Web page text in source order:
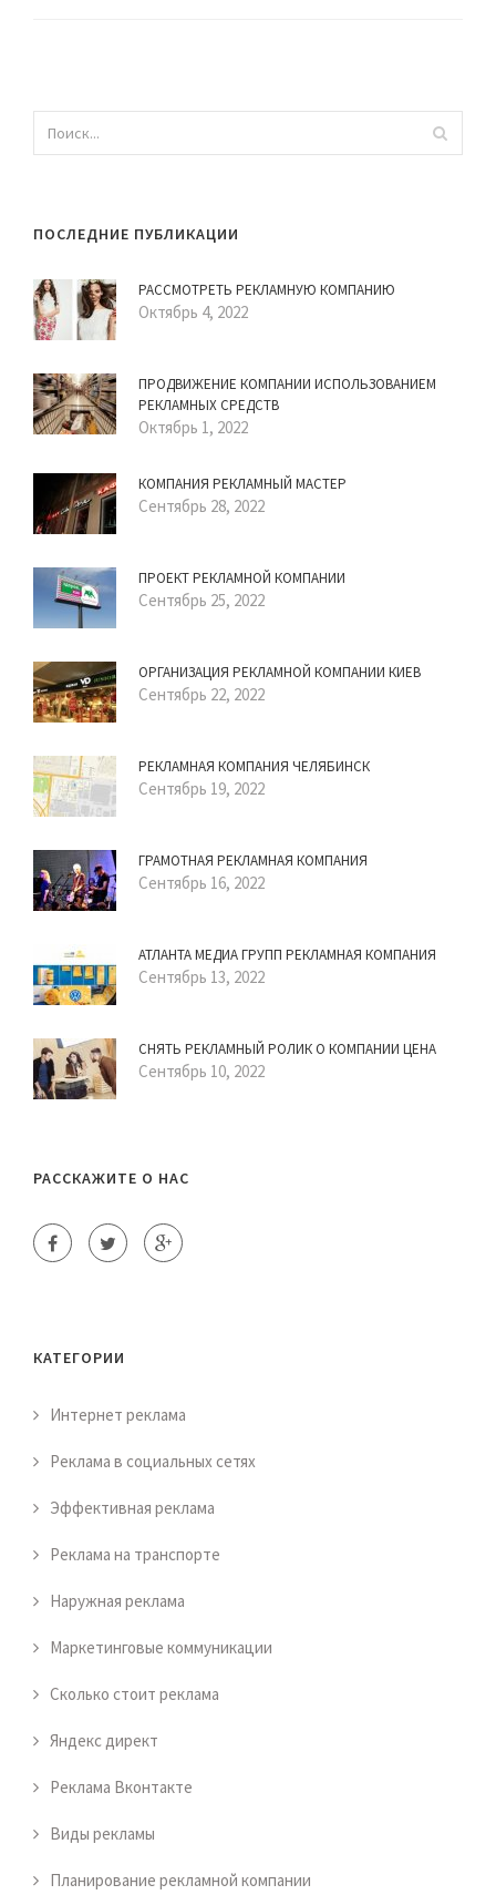
ПОСЛЕДНИЕ ПУБЛИКАЦИИ
РАССМОТРЕТЬ РЕКЛАМНУЮ КОМПАНИЮ
Октябрь 4, 2022
ПРОДВИЖЕНИЕ КОМПАНИИ ИСПОЛЬЗОВАНИЕМ
РЕКЛАМНЫХ СРЕДСТВ
Октябрь 1, 2022
КОМПАНИЯ РЕКЛАМНЫЙ МАСТЕР
Сентябрь 28, 2022
ПРОЕКТ РЕКЛАМНОЙ КОМПАНИИ
Сентябрь 25, 2022
ОРГАНИЗАЦИЯ РЕКЛАМНОЙ КОМПАНИИ КИЕВ
Сентябрь 22, 2022
РЕКЛАМНАЯ КОМПАНИЯ ЧЕЛЯБИНСК
Сентябрь 19, 2022
ГРАМОТНАЯ РЕКЛАМНАЯ КОМПАНИЯ
Сентябрь 16, 2022
АТЛАНТА МЕДИА ГРУПП РЕКЛАМНАЯ КОМПАНИЯ
Сентябрь 13, 2022
СНЯТЬ РЕКЛАМНЫЙ РОЛИК О КОМПАНИИ ЦЕНА
Сентябрь 10, 2022
РАССКАЖИТЕ О НАС
КАТЕГОРИИ
Интернет реклама
Реклама в социальных сетях
Эффективная реклама
Реклама на транспорте
Наружная реклама
Маркетинговые коммуникации
Сколько стоит реклама
Яндекс директ
Реклама Вконтакте
Виды рекламы
Планирование рекламной компании